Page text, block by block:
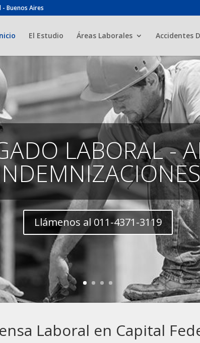
- Buenos Aires
El Estudio Áreas Laborales Accidentes
LABORAL -
Llámenos al 011-4371-3119
Laboral en Capital